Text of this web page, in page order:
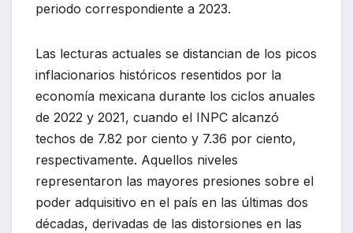
periodo correspondiente a 2023.
Las lecturas actuales se distancian de los picos
inflacionarios históricos resentidos por la
economía mexicana durante los ciclos anuales
de 2022 y 2021, cuando el INPC alcanzó
techos de 7.82 por ciento y 7.36 por ciento,
respectivamente. Aquellos niveles
representaron las mayores presiones sobre el
poder adquisitivo en el país en las últimas dos
décadas, derivadas de las distorsiones en las